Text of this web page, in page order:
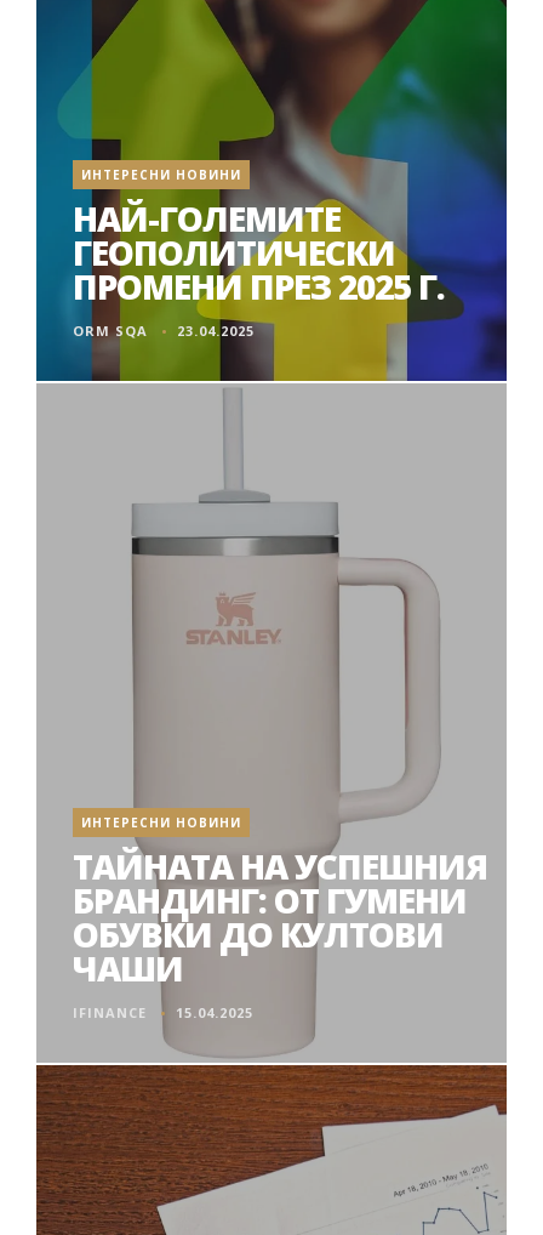
ИНТЕРЕСНИ НОВИНИ
НАЙ-ГОЛЕМИТЕ
ГЕОПОЛИТИЧЕСКИ
ПРОМЕНИ ПРЕЗ 2025 Г.
ORM SQA 23.04.2025
ИНТЕРЕСНИ НОВИНИ
ТАЙНАТА НА УСПЕШНИЯ
БРАНДИНГ: ОТ ГУМЕНИ
ОБУВКИ ДО КУЛТОВИ
ЧАШИ
IFINANCE 15.04.2025